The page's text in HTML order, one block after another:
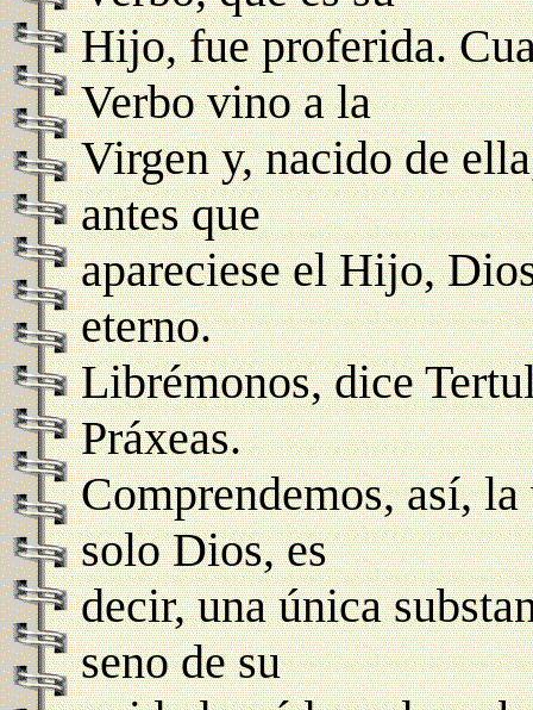
Hijo, fue proferida.
Verbo vino a la
Virgen y, nacido de
antes que
apareciese el Hijo,
eterno.
Librémonos, dice
Práxeas.
Comprendemos, así,
solo Dios, es
decir, una única
seno de su